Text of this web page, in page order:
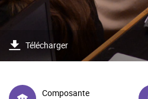
Télécharger
Composante